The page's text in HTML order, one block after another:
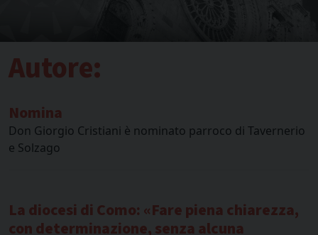
Autore:
Nomina
Don Giorgio Cristiani è nominato parroco di Tavernerio
e Solzago
La diocesi di Como: «Fare piena chiarezza,
con determinazione, senza alcuna